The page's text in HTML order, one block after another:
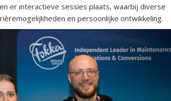
er interactieve sessies plaats, waarbij diverse
en persoonlijke ontwikkeling.